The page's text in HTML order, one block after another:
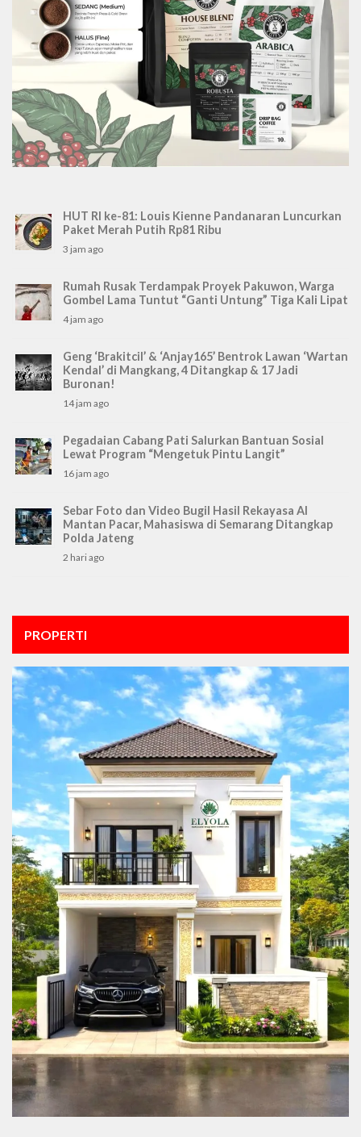
HUT RI ke-81: Louis Kienne Pandanaran Luncurkan
Paket Merah Putih Rp81 Ribu
3 jam ago
Rumah Rusak Terdampak Proyek Pakuwon, Warga
Gombel Lama Tuntut “Ganti Untung” Tiga Kali Lipat
4 jam ago
Geng ‘Brakitcil’ & ‘Anjay165’ Bentrok Lawan ‘Wartan
Kendal’ di Mangkang, 4 Ditangkap & 17 Jadi
Buronan!
14 jam ago
Pegadaian Cabang Pati Salurkan Bantuan Sosial
Lewat Program “Mengetuk Pintu Langit”
16 jam ago
Sebar Foto dan Video Bugil Hasil Rekayasa AI
Mantan Pacar, Mahasiswa di Semarang Ditangkap
Polda Jateng
2 hari ago
PROPERTI